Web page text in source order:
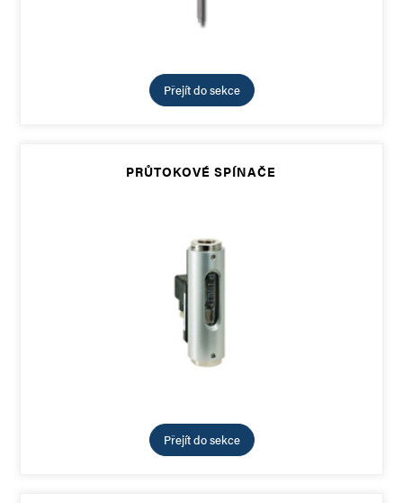
Přejít do sekce
PRŮTOKOVÉ SPÍNAČE
Přejít do sekce